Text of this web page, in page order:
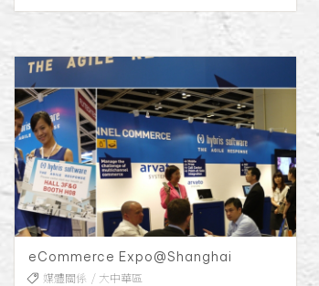
eCommerce Expo@Shanghai
媒體關係 大中華區